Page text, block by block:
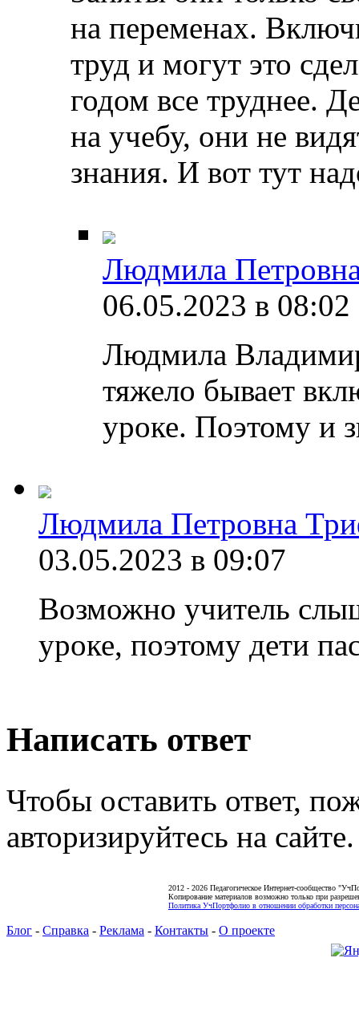
на переменах.
труд и могут это
годом все труднее.
на учебу, они не
знания. И вот тут
Людмила
06.05.2023 в 08:02
Людмила
тяжело бывает
уроке. Поэтому и
Людмила Петровна
03.05.2023 в 09:07
Возможно учитель
уроке, поэтому дети
Написать ответ
Чтобы оставить ответ,
авторизируйтесь на сайте.
2012 - 2026 Педагогическое Интернет-сообщество
Копирование материалов возможно только при
Политика УчПортфолио в отношении обработки
Блог - Справка - Реклама - Контакты - О проекте